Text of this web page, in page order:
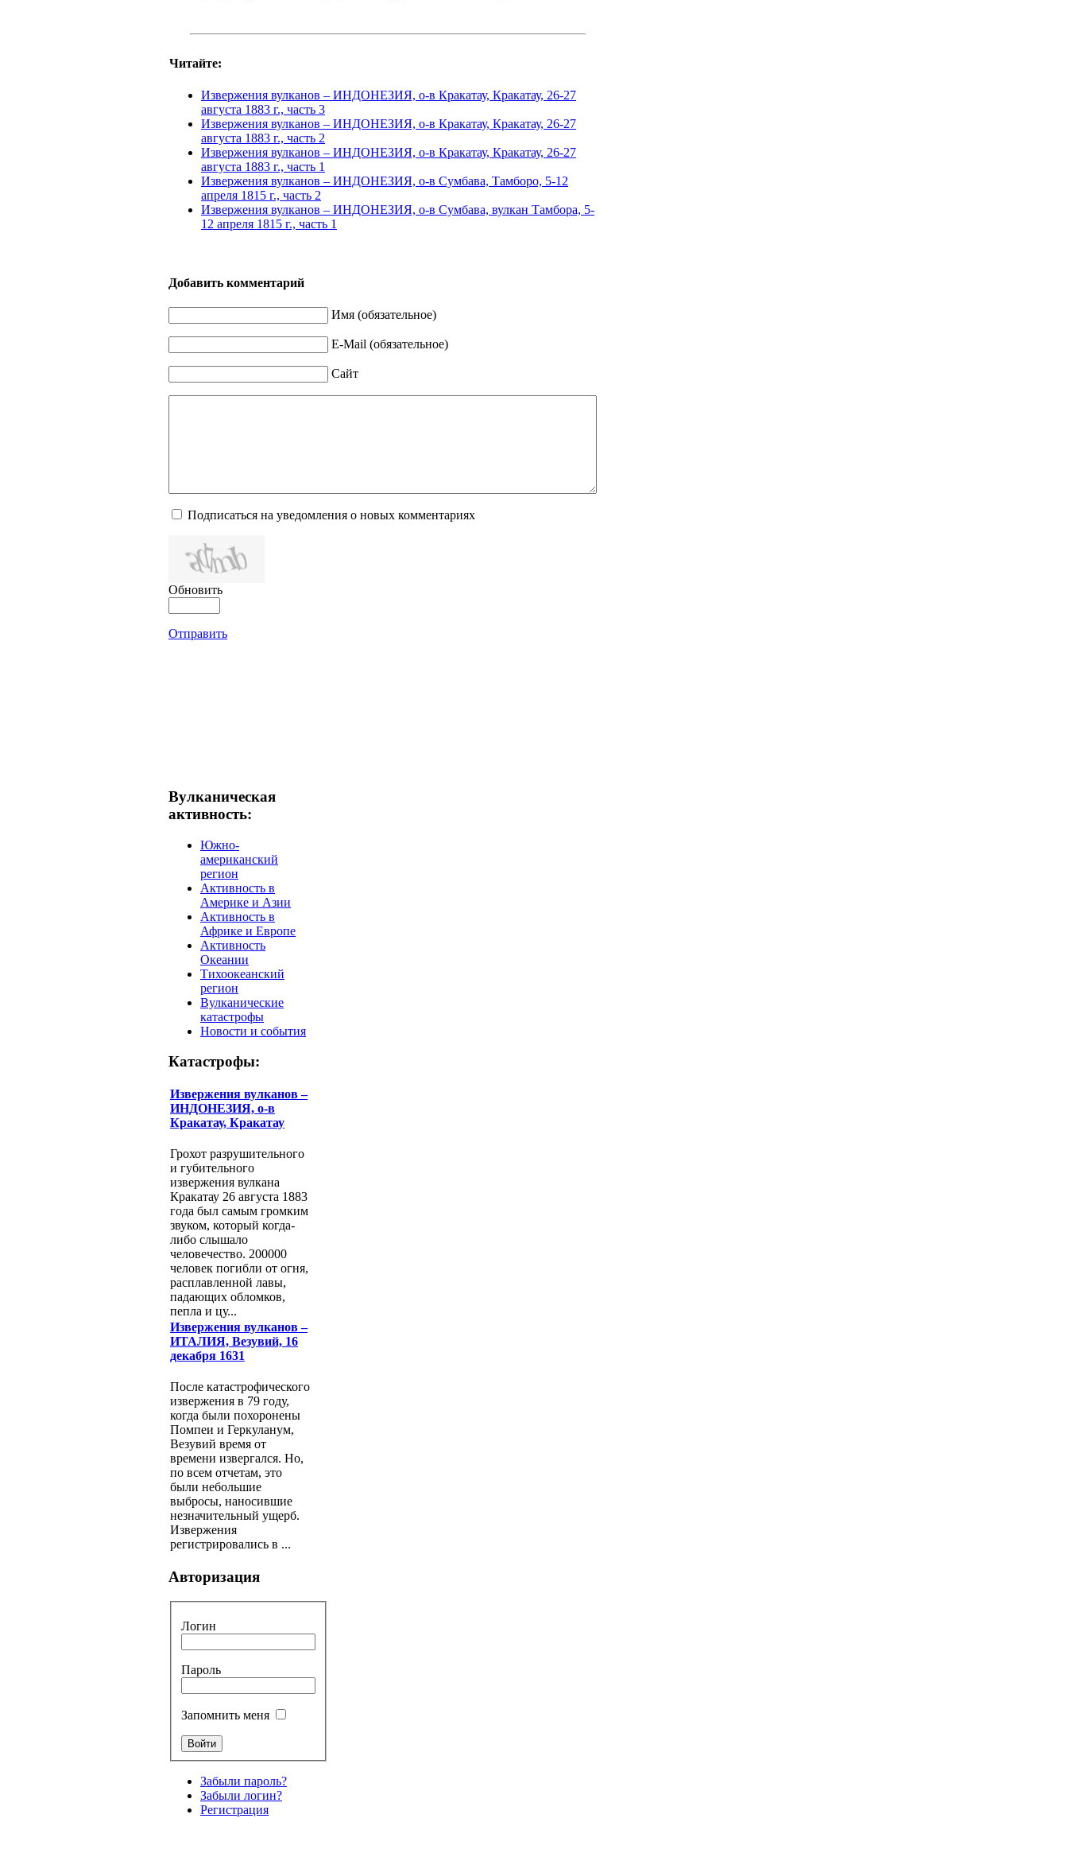
Читайте:
Извержения вулканов – ИНДОНЕЗИЯ, о-в Кракатау, Кракатау, 26-27
августа 1883 г., часть 3
Извержения вулканов – ИНДОНЕЗИЯ, о-в Кракатау, Кракатау, 26-27
августа 1883 г., часть 2
Извержения вулканов – ИНДОНЕЗИЯ, о-в Кракатау, Кракатау, 26-27
августа 1883 г., часть 1
Извержения вулканов – ИНДОНЕЗИЯ, о-в Сумбава, Тамборо, 5-12
апреля 1815 г., часть 2
Извержения вулканов – ИНДОНЕЗИЯ, о-в Сумбава, вулкан Тамбора, 5-
12 апреля 1815 г., часть 1
Добавить комментарий
Имя (обязательное)
E-Mail (обязательное)
Сайт
Подписаться на уведомления о новых комментариях
Обновить
Отправить
Вулканическая
активность:
Южно-
американский
регион
Активность в
Америке и Азии
Активность в
Африке и Европе
Активность
Океании
Тихоокеанский
регион
Вулканические
катастрофы
Новости и события
Катастрофы:
Извержения вулканов –
ИНДОНЕЗИЯ, о-в
Кракатау, Кракатау
Грохот разрушительного
и губительного
извержения вулкана
Кракатау 26 августа 1883
года был самым громким
звуком, который когда-
либо слышало
человечество. 200000
человек погибли от огня,
расплавленной лавы,
падающих обломков,
пепла и цу...
Извержения вулканов –
ИТАЛИЯ, Везувий, 16
декабря 1631
После катастрофического
извержения в 79 году,
когда были похоронены
Помпеи и Геркуланум,
Везувий время от
времени извергался. Но,
по всем отчетам, это
были небольшие
выбросы, наносившие
незначительный ущерб.
Извержения
регистрировались в ...
Авторизация
Логин
Пароль
Запомнить меня
Забыли пароль?
Забыли логин?
Регистрация